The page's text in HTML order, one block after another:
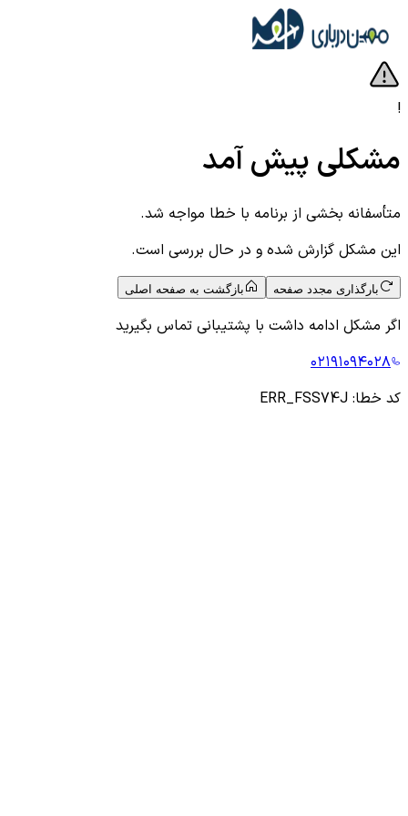
!
مشکلی پیش آمد
متأسفانه بخشی از برنامه با خطا مواجه شد.
این مشکل گزارش شده و در حال بررسی است.
بارگذاری مجدد صفحه بازگشت به صفحه اصلی
اگر مشکل ادامه داشت با پشتیبانی تماس بگیرید
۰۲۱۹۱۰۹۴۰۲۸
کد خطا: ERR_FSS74J